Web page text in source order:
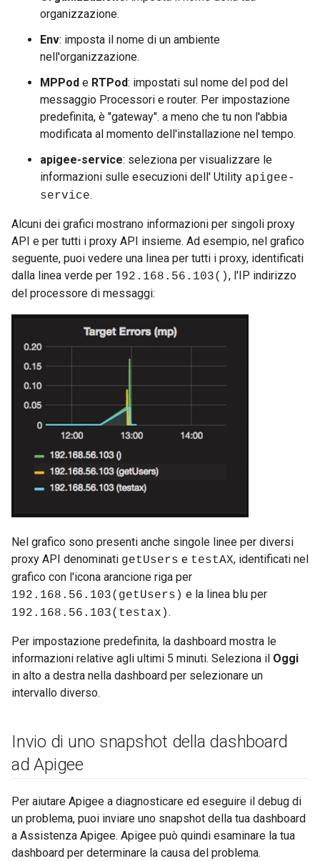
organizzazione.
Env: imposta il nome di un ambiente
nell'organizzazione.
MPPod e RTPod: impostati sul nome del pod del
messaggio Processori e router. Per impostazione
predefinita, è "gateway". a meno che tu non l'abbia
modificata al momento dell'installazione nel tempo.
apigee-service: seleziona per visualizzare le
informazioni sulle esecuzioni dell' Utility apigee-
service.
Alcuni dei grafici mostrano informazioni per singoli proxy
API e per tutti i proxy API insieme. Ad esempio, nel grafico
seguente, puoi vedere una linea per tutti i proxy, identificati
dalla linea verde per 1 92.168.56.103(), l'IP indirizzo
del processore di messaggi:
Nel grafico sono presenti anche singole linee per diversi
proxy API denominati getUsers e testAX, identificati nel
grafico con l'icona arancione riga per
192.168.56.103(getUsers) e la linea blu per
192.168.56.103(testax).
Per impostazione predefinita, la dashboard mostra le
informazioni relative agli ultimi 5 minuti. Seleziona il Oggi
in alto a destra nella dashboard per selezionare un
intervallo diverso.
Invio di uno snapshot della dashboard
ad Apigee
Per aiutare Apigee a diagnosticare ed eseguire il debug di
un problema, puoi inviare uno snapshot della tua dashboard
a Assistenza Apigee. Apigee può quindi esaminare la tua
dashboard per determinare la causa del problema.